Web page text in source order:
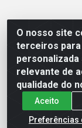
O nosso site
terceiros
relevante de
qualidade do
Aceito
Preferências
AC Araujo
São